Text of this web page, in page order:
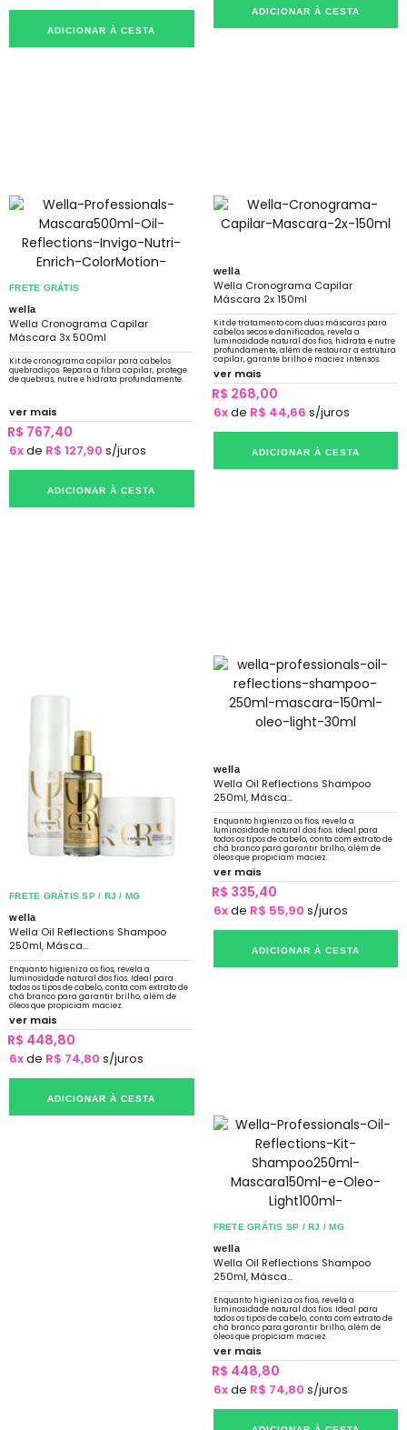
ADICIONAR À CESTA
ADICIONAR À CESTA
FRETE GRÁTIS
wella
Wella Cronograma Capilar
Máscara 3x 500ml
Kit de cronograma capilar para cabelos
quebradiços. Repara a fibra capilar, protege
de quebras, nutre e hidrata profundamente.
ver mais
R$ 767,40
6xde R$ 127,90 s/juros
ADICIONAR À CESTA
wella
Wella Cronograma Capilar
Máscara 2x 150ml
Kit de tratamento com duas máscaras para
cabelos secos e danificados, revela a
luminosidade natural dos fios, hidrata e nutre
profundamente, além de restaurar a estrutura
capilar, garante brilho e maciez intensos.
ver mais
R$ 268,00
6xde R$ 44,66 s/juros
ADICIONAR À CESTA
FRETE GRÁTIS SP / RJ / MG
wella
Wella Oil Reflections Shampoo
250ml, Másca...
Enquanto higieniza os fios, revela a
luminosidade natural dos fios. Ideal para
todos os tipos de cabelo, conta com extrato de
chá branco para garantir brilho, além de
óleos que propiciam maciez.
ver mais
R$ 448,80
6xde R$ 74,80 s/juros
ADICIONAR À CESTA
wella
Wella Oil Reflections Shampoo
250ml, Másca...
Enquanto higieniza os fios, revela a
luminosidade natural dos fios. Ideal para
todos os tipos de cabelo, conta com extrato de
chá branco para garantir brilho, além de
óleos que propiciam maciez.
ver mais
R$ 335,40
6xde R$ 55,90 s/juros
ADICIONAR À CESTA
FRETE GRÁTIS SP / RJ / MG
wella
Wella Oil Reflections Shampoo
250ml, Másca...
Enquanto higieniza os fios, revela a
luminosidade natural dos fios. Ideal para
todos os tipos de cabelo, conta com extrato de
chá branco para garantir brilho, além de
óleos que propiciam maciez.
ver mais
R$ 448,80
6xde R$ 74,80 s/juros